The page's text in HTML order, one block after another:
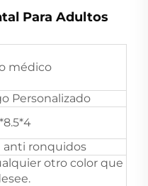
Para Adultos
médico
Personalizado
anti ronquidos
otro color que